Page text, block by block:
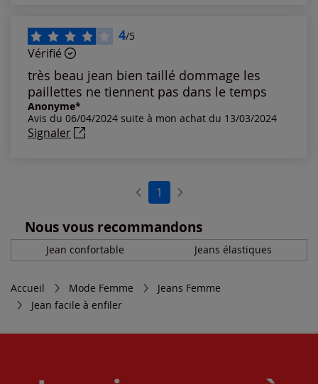
4/5
Vérifié
très beau jean bien taillé dommage les
paillettes ne tiennent pas dans le temps
Anonyme*
Avis du 06/04/2024 suite à mon achat du 13/03/2024
Signaler
1
Nous vous recommandons
Jean confortable Jeans élastiques
Accueil Mode Femme
Jeans Femme
Jean facile à enfiler